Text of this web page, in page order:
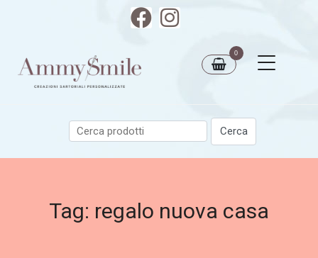
0
Tag: regalo nuova casa